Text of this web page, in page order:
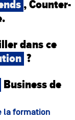
, Counter-
dans ce
?
Business de
la formation